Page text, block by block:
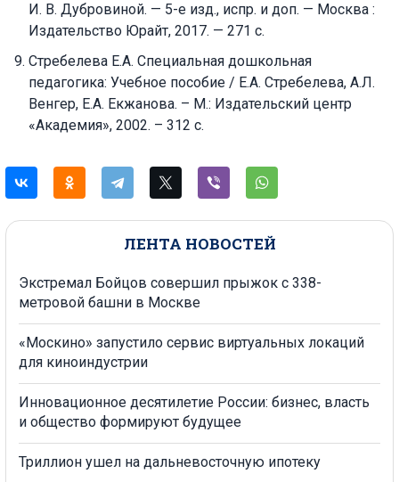
ЛЕНТА НОВОСТЕЙ
Экстремал Бойцов совершил прыжок с 338-
метровой башни в Москве
«Москино» запустило сервис виртуальных локаций
для киноиндустрии
Инновационное десятилетие России: бизнес, власть
и общество формируют будущее
Триллион ушел на дальневосточную ипотеку
И. В. Дубровиной. — 5-е изд., испр. и доп. — Москва :
Издательство Юрайт, 2017. — 271 с.
Стребелева Е.А. Специальная дошкольная
педагогика: Учебное пособие / Е.А. Стребелева, А.Л.
Венгер, Е.А. Екжанова. – M.: Издательский центр
«Академия», 2002. – 312 c.